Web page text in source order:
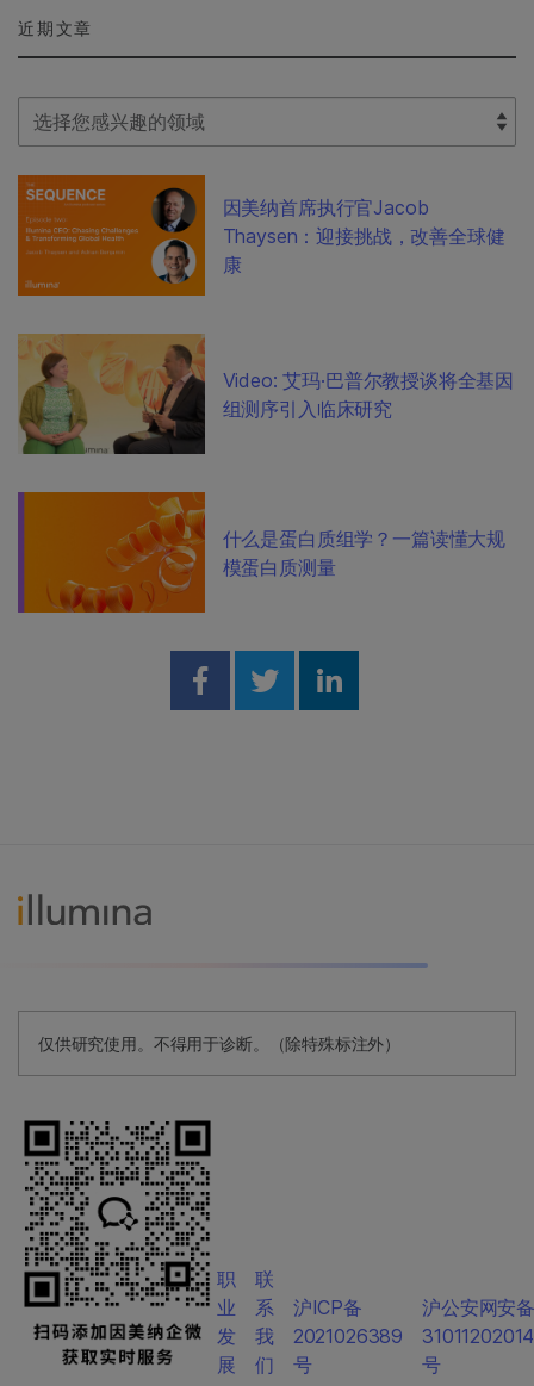
近期文章
Select Filter
因美纳首席执行官Jacob
Thaysen：迎接挑战，改善全球健
康
Video: 艾玛·巴普尔教授谈将全基因
组测序引入临床研究
什么是蛋白质组学？一篇读懂大规
模蛋白质测量
Share on Facebook
Share on Twitter
Share on
仅供研究使用。不得用于诊断。（除特殊标注外）
职
业
发
展
联
系
我
们
沪ICP备
2021026389
号
沪公安网安
号